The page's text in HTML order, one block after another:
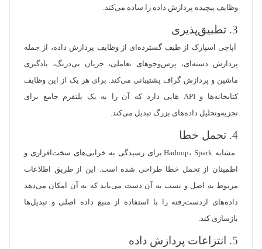
وظایف پیچیده پردازش داده را ساده می‌کند.
3. تطبیق‌پذیری
آپاچی اسپارک از طیف گسترده‌ای از وظایف پردازش داده، از جمله
پردازش دسته‌ای، پرس‌وجوهای تعاملی، جریان بی‌درنگ، یادگیری
ماشین و پردازش گراف پشتیبانی می‌کند. برای هر یک از این وظایف
کتابخانه‌ها و API هایی دارد که آن را به یک پلتفرم جامع برای
تجزیه‌وتحلیل داده‌های بزرگ تبدیل می‌کند.
4. تحمل خطا
مشابه Hadoop، Spark برای رسیدگی به خرابی‌های سخت‌افزاری و
اطمینان از تحمل خطا طراحی شده است. این از طریق اطلاعات
مربوط به اصل و نسب به آن دست می‌یابد که به آن امکان می‌دهد
داده‌های ازدست‌رفته را با استفاده از منبع داده اصلی و تبدیل‌ها
بازسازی کند.
5. انتزاعات پردازش داده